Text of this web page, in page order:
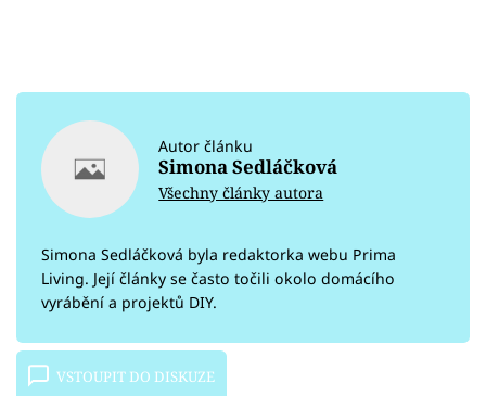
Autor článku
Simona Sedláčková
Všechny články autora
Simona Sedláčková byla redaktorka webu Prima
Living. Její články se často točili okolo domácího
vyrábění a projektů DIY.
VSTOUPIT DO DISKUZE